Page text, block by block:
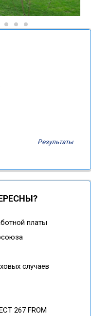
Результаты
платы
случаев
267 FROM